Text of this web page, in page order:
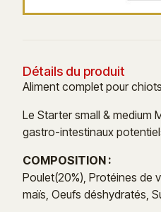
Détails du produit
Aliment complet pour
Le Starter small & medium
gastro-intestinaux
COMPOSITION :
Poulet(20%), Protéines de
maïs, Oeufs déshydratés,